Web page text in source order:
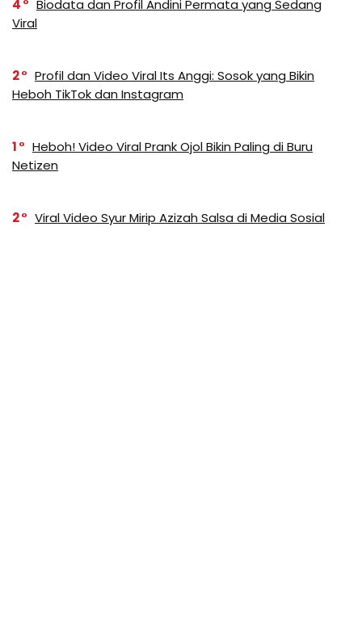
4
Biodata dan Profil Andini Permata yang Sedang
Viral
2
Profil dan Video Viral Its Anggi: Sosok yang Bikin
Heboh TikTok dan Instagram
1
Heboh! Video Viral Prank Ojol Bikin Paling di Buru
Netizen
2 Viral Video Syur Mirip Azizah Salsa di Media Sosial